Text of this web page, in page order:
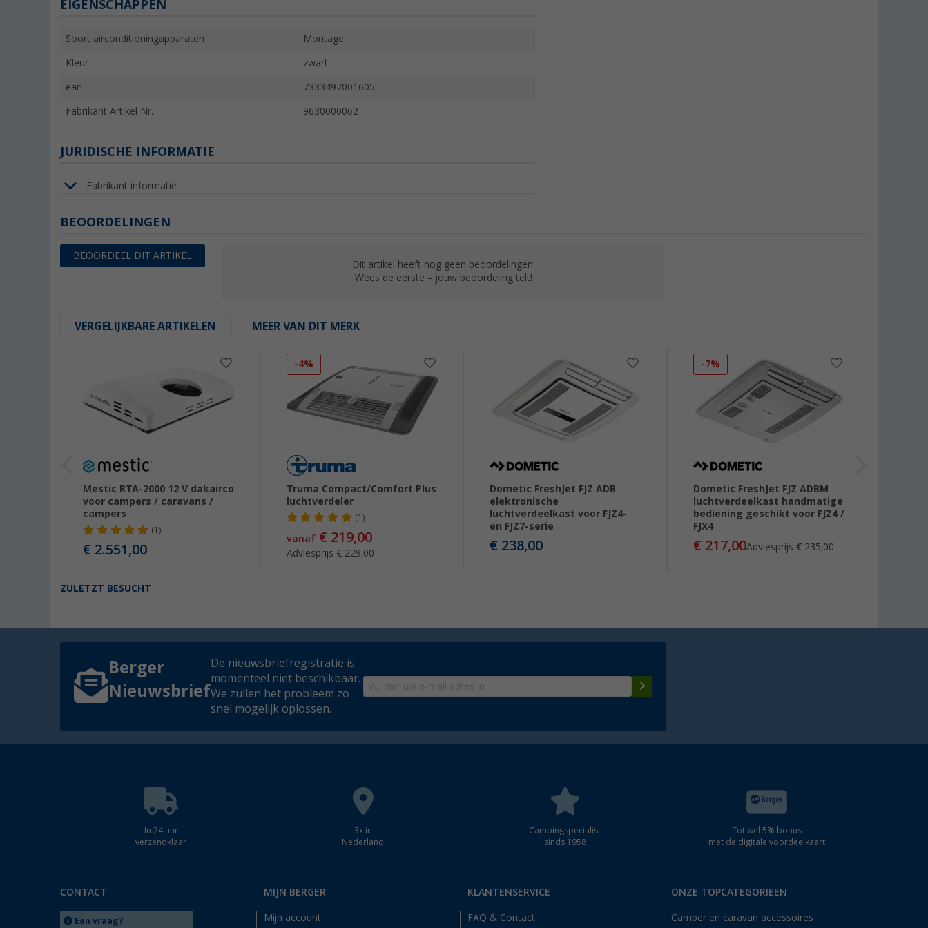
EIGENSCHAPPEN
Soort airconditioningapparaten Montage
Kleur zwart
ean 7333497001605
Fabrikant Artikel Nr. 9630000062
JURIDISCHE INFORMATIE
Fabrikant informatie
BEOORDELINGEN
BEOORDEEL DIT ARTIKEL
Dit artikel heeft nog geen beoordelingen.
Wees de eerste – jouw beoordeling telt!
VERGELIJKBARE ARTIKELEN MEER VAN DIT MERK
Mestic RTA-2000 12 V dakairco
voor campers / caravans /
campers
(1)
€ 2.551,00
-4%
Truma Compact/Comfort Plus
luchtverdeler
(1)
vanaf€ 219,00
Adviesprijs € 229,00
Dometic FreshJet FJZ ADB
elektronische
luchtverdeelkast voor FJZ4-
en FJZ7-serie
€ 238,00
-7%
Dometic FreshJet FJZ ADBM
luchtverdeelkast handmatige
bediening geschikt voor FJZ4 /
FJX4
€ 217,00Adviesprijs € 235,00
ZULETZT BESUCHT
Berger
Nieuwsbrief
De nieuwsbriefregistratie is
momenteel niet beschikbaar.
We zullen het probleem zo
snel mogelijk oplossen.
In 24 uur
verzendklaar
3x in
Nederland
Campingspecialist
sinds 1958
Tot wel 5% bonus
met de digitale voordeelkaart
CONTACT
Een vraag?
MIJN BERGER
Mijn account
KLANTENSERVICE
FAQ & Contact
ONZE TOPCATEGORIEËN
Camper en caravan accessoires